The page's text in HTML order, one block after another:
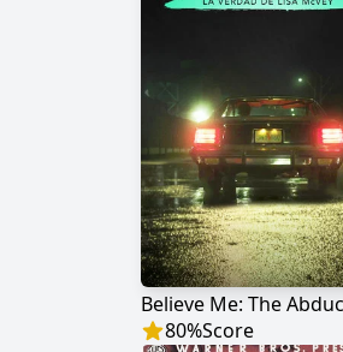
80%Score